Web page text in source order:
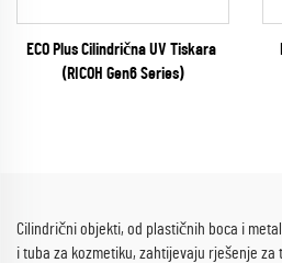
ECO Plus Cilindrična UV Tiskara
(RICOH Gen6 Series)
Cilindrični objekti, od plastičnih boca i
i tuba za kozmetiku, zahtijevaju rješenje